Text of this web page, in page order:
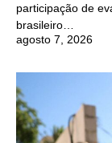
participação de
brasileiro…
agosto 7, 2026